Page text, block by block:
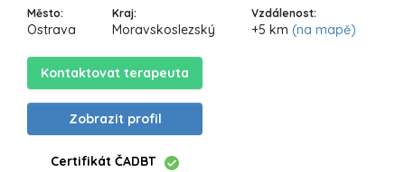
Město:
Ostrava
Kraj:
Moravskoslezský
Vzdálenost:
+5 km (na mapě)
Kontaktovat terapeuta
Zobrazit profil
Certifikát ČADBT